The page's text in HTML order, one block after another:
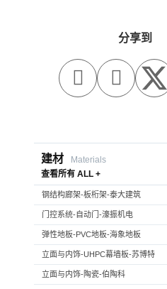
分享到
 
建材
Materials
查看所有 ALL +
钢结构廊架-板桁架-泰大建筑
门控系统-自动门-濠振机电
弹性地板-PVC地板-海象地板
立面与内饰-UHPC幕墙板-苏博特
立面与内饰-陶瓷-伯陶科